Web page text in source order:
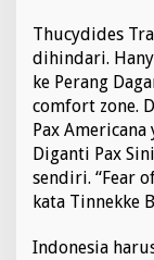
Thucydides
dihindari.
ke Perang
comfort zone.
Pax
Diganti Pax
sendiri. “Fear
kata Tinnekke
Indonesia